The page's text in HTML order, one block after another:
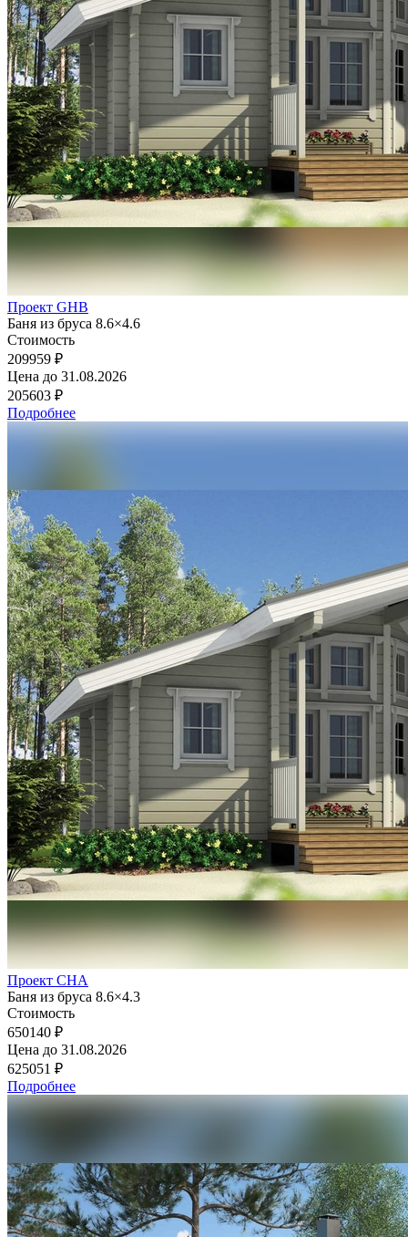
Проект GHB
Баня из бруса 8.6×4.6
Стоимость
209959 ₽
Цена до 31.08.2026
205603 ₽
Подробнее
Проект CHA
Баня из бруса 8.6×4.3
Стоимость
650140 ₽
Цена до 31.08.2026
625051 ₽
Подробнее